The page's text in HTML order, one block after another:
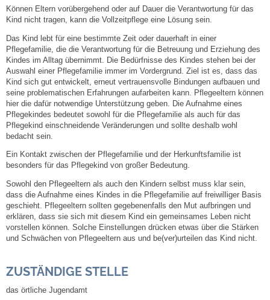
Steuern
Gebühren und Beiträge
Ortsrecht
Haushalt 2026
Service
Notdienste
Fahrplanauskünfte
Können Eltern vorübergehend oder auf Dauer die Verantwortung für das
Kind nicht tragen, kann die Vollzeitpflege eine Lösung sein.
Das Kind lebt für eine be­stimm­te Zeit oder dauerhaft in einer
Pflegefamilie, die die Verantwortung für die Be­treu­ung und Er­ziehung des
Kindes im Alltag übernimmt. Die Bedürfnisse des Kindes stehen bei der
Auswahl einer Pflegefamilie immer im Vordergrund. Ziel ist es, dass das
Kind sich gut entwickelt, erneut vertrauensvolle Bindungen aufbauen und
seine problematischen Erfahrungen aufarbeiten kann. Pflegeeltern können
hier die dafür notwendige Unterstützung geben. Die Aufnahme eines
Pflegekindes bedeutet sowohl für die Pflegefamilie als auch für das
Pflegekind einschneidende Veränderungen und sollte deshalb wohl
bedacht sein.
Ein Kontakt zwischen der Pflegefamilie und der Herkunftsfamilie ist
besonders für das Pflegekind von großer Bedeutung.
Sowohl den Pflegeeltern als auch den Kindern selbst muss klar sein,
dass die Aufnahme eines Kindes in die Pflegefamilie auf freiwilliger Basis
geschieht. Pflegeeltern sollten gegebenenfalls den Mut aufbringen und
erklären, dass sie sich mit diesem Kind ein gemeinsames Leben nicht
vorstellen können. Solche Einstellungen drücken etwas über die Stärken
und Schwächen von Pflegeeltern aus und be(ver)urteilen das Kind nicht.
ZUSTÄNDIGE STELLE
das örtliche Jugendamt